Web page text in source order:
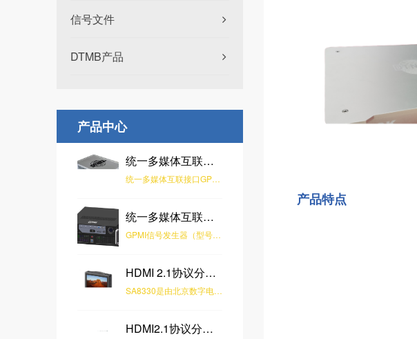
信号文件
DTMB产品
产品中心
统一多媒体互联接口 GPMI 转换器
统一多媒体互联接口GPMI转换器 是由北京数字电视国家工程实验室研发，该产品可实现GPMI与HDMI之间的协议互转，通过搭配实验室研发的多款信号生器产品，可实现多种格式的视音频测试信号输出。
统一多媒体互联接口 GPMI 信号发生器
GPMI信号发生器（型号：GPMI-VG10）是由北京数字电视国家工程实验室和中国电子技术标准化研究院联合研制的用于GPMI宿设备测试的专用设备，用于对遵循T/SUCA 003.5-2025《通用多媒体接口一致性测试规范 第3部分：宿设备》 标准的GPMI设备进行一致性测试，测试覆盖音视频适配器层。GPMI-VG10实现了用户人机交互、CTS测试项目展示与测试、测试参数配置、DCCD读取及解析等功能。
HDMI 2.1协议分析仪-SA8330
SA8330是由北京数字电视国家工程实验室全自主研发的，具有HDMI2.1 INPUT和OUTPUT接口的检测分析仪器。该产品支持HDMI2.1接口全速率并向下兼容，同时支持HDMI2.1 Generator与Analyzer功能。Generator支持10K分辨率，支持420Hz刷新率，支持HDCP1.4/2.3，支持EDID、CEC、VRR、ALLM等功能；Analyzer支持对Video、Audio、Link、HDCP数据分析，支持EDID修改及写入，支持InfoFrame抓取及解析，支持PassThrough功能。该产品适用于对HDMI接口终端进行测试验证，对HDMI接口源端进行音视频数据分析，可广泛应用于电视机、显示器、机顶盒、信号源、播放机等产品测试。
HDMI2.1协议分析仪-SA8231
产品特点